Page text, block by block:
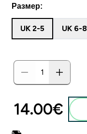
Размер:
UK 2-5 UK 6-8
14.00€‎